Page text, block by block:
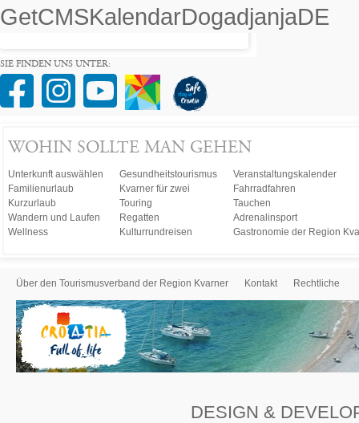
GetCMSKalendarDogadjanjaDE
SIE FINDEN UNS UNTER:
WOHIN SOLLTE MAN GEHEN
Unterkunft auswählen
Familienurlaub
Kurzurlaub
Wandern und Laufen
Wellness
Gesundheitstourismus
Kvarner für zwei
Touring
Regatten
Kulturrundreisen
Veranstaltungskalender
Fahrradfahren
Tauchen
Adrenalinsport
Gastronomie der Region
Über den Tourismusverband der Region Kvarner Kontakt Rechtliche
DESIGN &